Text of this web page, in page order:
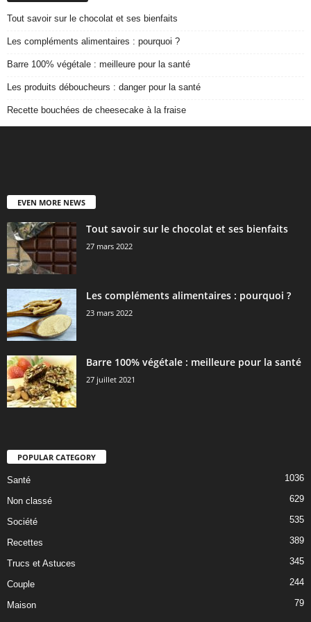
Tout savoir sur le chocolat et ses bienfaits
Les compléments alimentaires : pourquoi ?
Barre 100% végétale : meilleure pour la santé
Les produits déboucheurs : danger pour la santé
Recette bouchées de cheesecake à la fraise
EVEN MORE NEWS
Tout savoir sur le chocolat et ses bienfaits
27 mars 2022
Les compléments alimentaires : pourquoi ?
23 mars 2022
Barre 100% végétale : meilleure pour la santé
27 juillet 2021
POPULAR CATEGORY
Santé 1036
Non classé 629
Société 535
Recettes 389
Trucs et Astuces 345
Couple 244
Maison 79